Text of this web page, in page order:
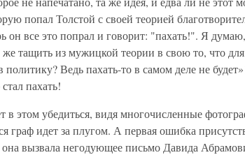
попал Толстой с своей теорией
он все это попрал и говорит: "пахать!". Я
тащить из мужицкой теории в свою то, что
политику? Ведь пахать-то в самом деле не
пахать!
этом убедиться, видя многочисленные
граф идет за плугом. А первая ошибка
она вызвала негодующее письмо Давида